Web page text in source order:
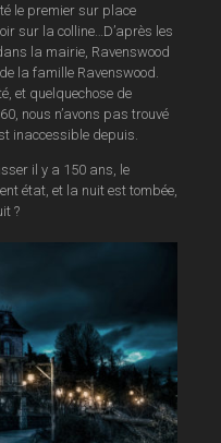
le premier sur place
sur la colline…D’après les
la mairie, Ravenswood
la famille Ravenswood.
et quelquechose de
nous n’avons pas trouvé
inaccessible depuis.
il y a 150 ans, le
état, et la nuit est tombée,
?